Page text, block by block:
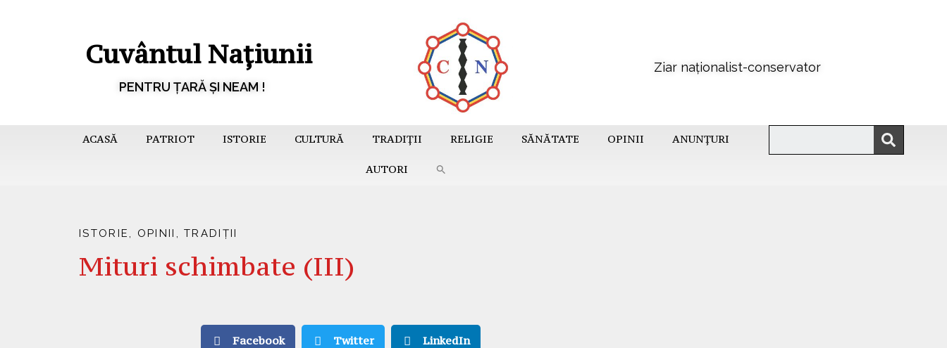
Cuvântul Națiunii
PENTRU ȚARĂ ȘI NEAM !
Ziar naționalist-conservator
ACASĂ PATRIOT ISTORIE CULTURĂ TRADIȚII RELIGIE SĂNĂTATE OPINII ANUNȚURI
AUTORI
ISTORIE OPINII ,TRADIȚII
Mituri schimbate (III)
Facebook Twitter LinkedIn